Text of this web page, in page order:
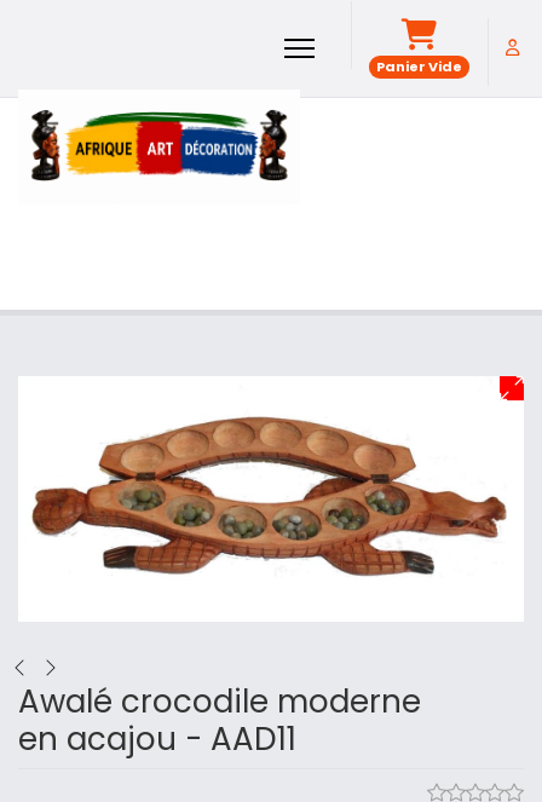
Panier Vide
Awalé crocodile moderne
en acajou - AAD11